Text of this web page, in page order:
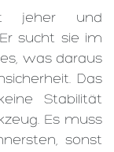
jeher und
sucht sie im
was daraus
Das
Stabilität
Es muss
sonst